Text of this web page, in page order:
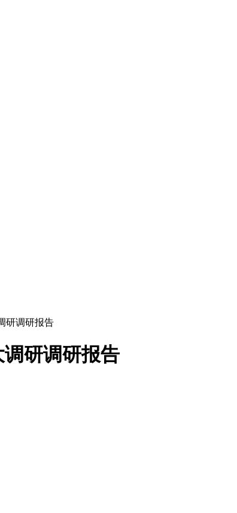
研调研报告
研调研报告